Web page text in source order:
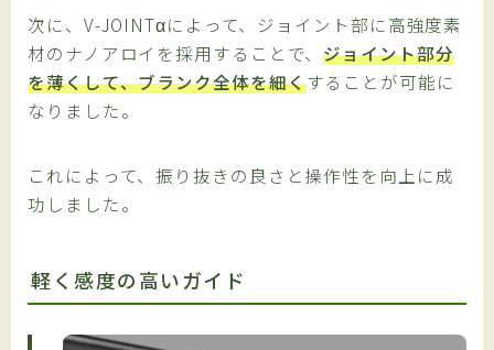
次に、V-JOINTαによって、ジョイント部に高強度素
材のナノアロイを採用することで、ジョイント部分
を薄くして、ブランク全体を細くすることが可能に
なりました。
これによって、振り抜きの良さと操作性を向上に成
功しました。
軽く感度の高いガイド